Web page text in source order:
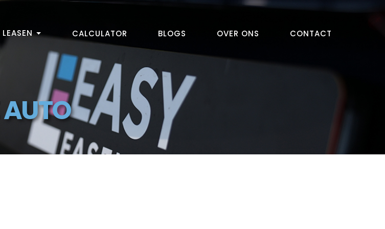
LEASEN CALCULATOR BLOGS OVER ONS CONTACT
AUTO